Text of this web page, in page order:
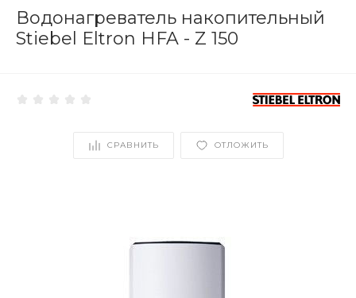
Водонагреватель накопительный
Stiebel Eltron HFA - Z 150
СРАВНИТЬ ОТЛОЖИТЬ